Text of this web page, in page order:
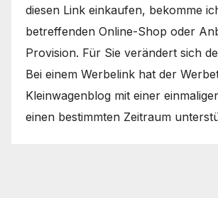
diesen Link einkaufen, bekomme
betreffenden Online-Shop oder
Provision. Für Sie verändert sich
Bei einem Werbelink hat der
Kleinwagenblog mit einer
einen bestimmten Zeitraum